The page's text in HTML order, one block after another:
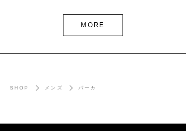
MORE
SHOP メンズ パーカ